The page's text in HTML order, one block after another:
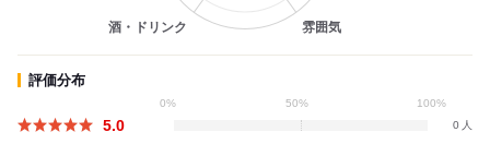
雰囲気
酒・ドリンク
評価分布
0% 50% 100%
5.0 0